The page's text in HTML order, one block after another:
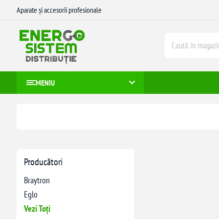
Aparate și accesorii profesionale
MENIU
Producători
Braytron
Eglo
Vezi Toți